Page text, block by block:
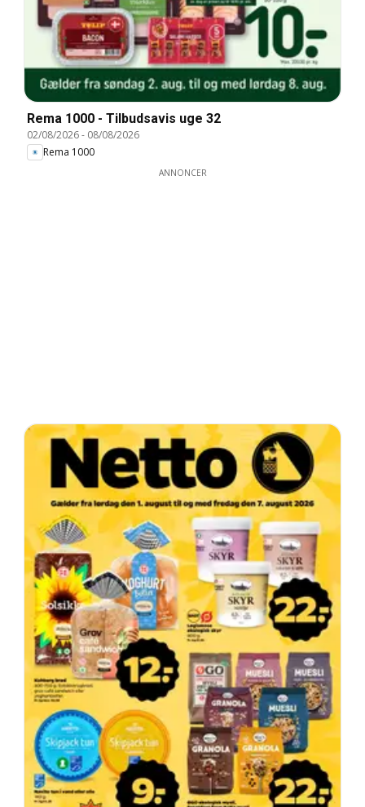
Rema 1000 - Tilbudsavis uge 32
02/08/2026- 08/08/2026
Rema 1000
ANNONCER